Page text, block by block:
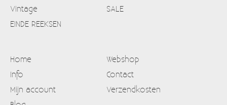
Vintage
SALE
EINDE REEKSEN
Home
Webshop
Info
Contact
Mijn account
Verzendkosten